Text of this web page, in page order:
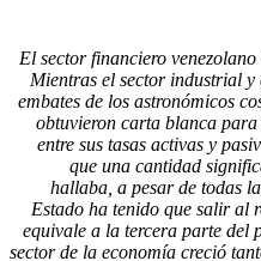
El sector financiero
Mientras el sector industrial
embates de los astronómicos
obtuvieron carta blanca para
entre sus tasas activas y
que una cantidad
hallaba, a pesar de todas
Estado ha tenido que salir al
equivale a la tercera parte del
sector de la economía creció